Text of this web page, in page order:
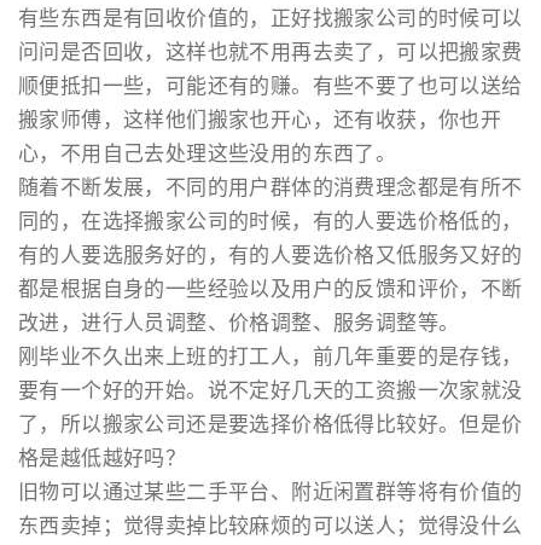
有些东西是有回收价值的，正好找搬家公司的时候可以
问问是否回收，这样也就不用再去卖了，可以把搬家费
顺便抵扣一些，可能还有的赚。有些不要了也可以送给
搬家师傅，这样他们搬家也开心，还有收获，你也开
心，不用自己去处理这些没用的东西了。
随着不断发展，不同的用户群体的消费理念都是有所不
同的，在选择搬家公司的时候，有的人要选价格低的，
有的人要选服务好的，有的人要选价格又低服务又好的
都是根据自身的一些经验以及用户的反馈和评价，不断
改进，进行人员调整、价格调整、服务调整等。
刚毕业不久出来上班的打工人，前几年重要的是存钱，
要有一个好的开始。说不定好几天的工资搬一次家就没
了，所以搬家公司还是要选择价格低得比较好。但是价
格是越低越好吗？
旧物可以通过某些二手平台、附近闲置群等将有价值的
东西卖掉；觉得卖掉比较麻烦的可以送人；觉得没什么